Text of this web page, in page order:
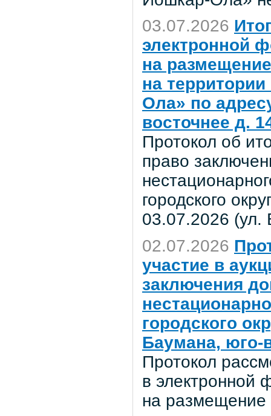
03.07.2026
электронной
на
на
Ола» по
восточнее д.
Протокол об
право
городского
03.07.2026 (ул.
02.07.2026
участие в
заключения
городского
Баумана, юго-
Протокол
в электронной
на размещение